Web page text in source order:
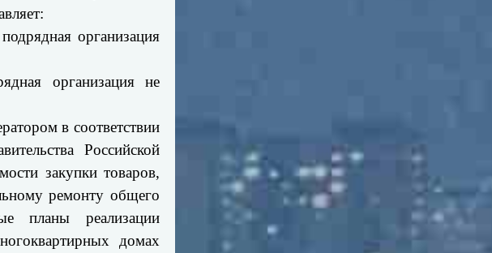
организация
организация не
в соответствии
Российской
закупки товаров,
ремонту общего
планы реализации
домах